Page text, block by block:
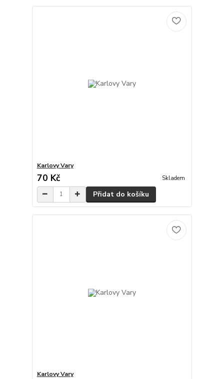
Karlovy Vary
70 Kč Skladem
Přidat do košíku
Karlovy Vary